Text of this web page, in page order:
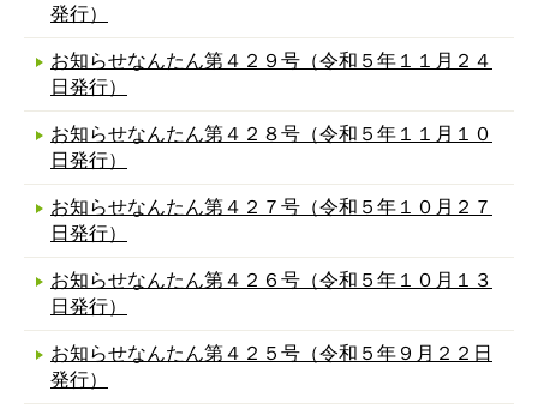
発行）
お知らせなんたん第４２９号（令和５年１１月２４
日発行）
お知らせなんたん第４２８号（令和５年１１月１０
日発行）
お知らせなんたん第４２７号（令和５年１０月２７
日発行）
お知らせなんたん第４２６号（令和５年１０月１３
日発行）
お知らせなんたん第４２５号（令和５年９月２２日
発行）